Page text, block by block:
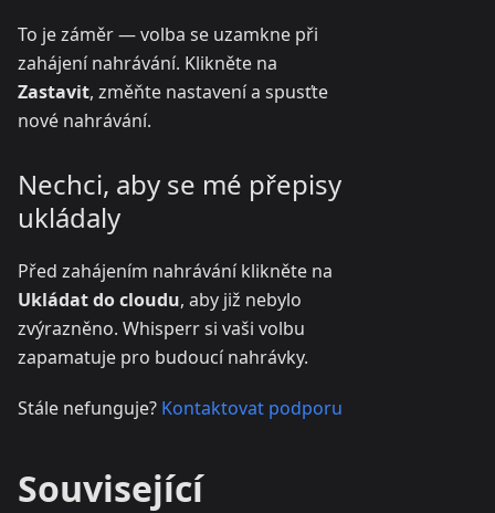
To je záměr — volba se uzamkne při
zahájení nahrávání. Klikněte na
Zastavit, změňte nastavení a spusťte
nové nahrávání.
Nechci, aby se mé přepisy
ukládaly
Před zahájením nahrávání klikněte na
Ukládat do cloudu, aby již nebylo
zvýrazněno. Whisperr si vaši volbu
zapamatuje pro budoucí nahrávky.
Stále nefunguje? Kontaktovat podporu
Související